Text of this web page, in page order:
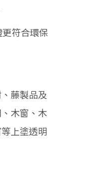
符合環保
藤製品及
木窗、木
上塗透明